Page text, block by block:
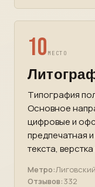
10 МЕСТО
Типография
Основное
цифровые и
предпечатная
текста,
Метро:
Отзывов:332